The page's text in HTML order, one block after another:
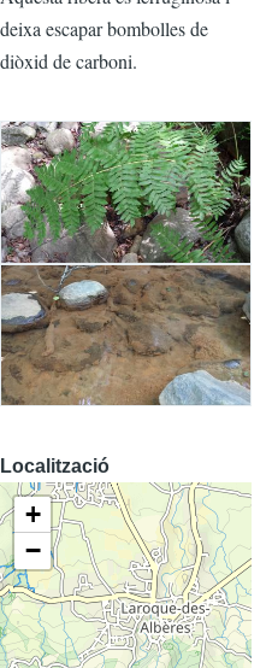
deixa escapar bombolles de
diòxid de carboni.
Localització
+
−